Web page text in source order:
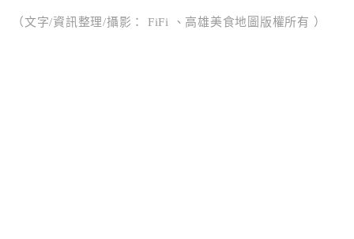
（文字/資訊整理/攝影： FiFi 、高雄美食地圖版權所有 ）